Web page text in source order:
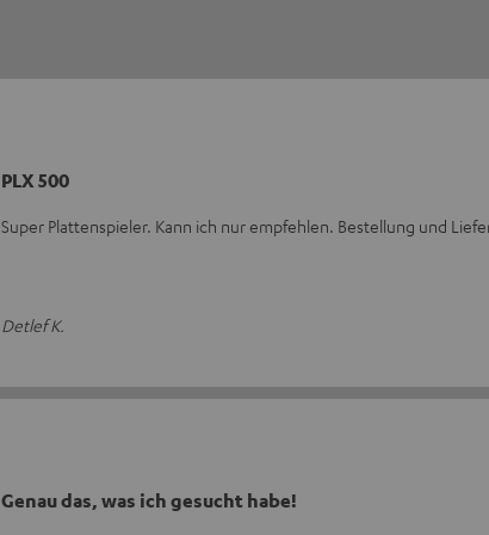
PLX 500
Super Plattenspieler. Kann ich nur empfehlen. Bestellung und
Detlef K.
Genau das, was ich gesucht habe!